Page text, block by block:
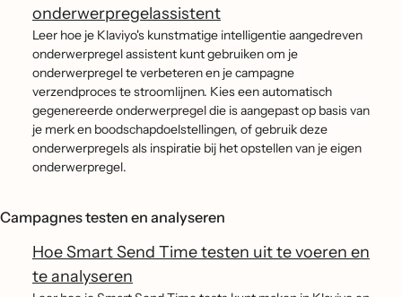
onderwerpregelassistent
Leer hoe je Klaviyo's kunstmatige intelligentie aangedreven
onderwerpregel assistent kunt gebruiken om je
onderwerpregel te verbeteren en je campagne
verzendproces te stroomlijnen. Kies een automatisch
gegenereerde onderwerpregel die is aangepast op basis van
je merk en boodschapdoelstellingen, of gebruik deze
onderwerpregels als inspiratie bij het opstellen van je eigen
onderwerpregel.
Campagnes testen en analyseren
Hoe Smart Send Time testen uit te voeren en
te analyseren